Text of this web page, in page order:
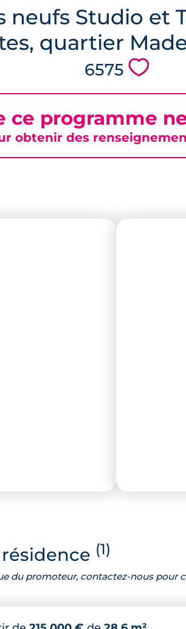
Studio et
quartier
6575 💗
ce programme
obtenir des
(1)
du promoteur, contactez-nous pour